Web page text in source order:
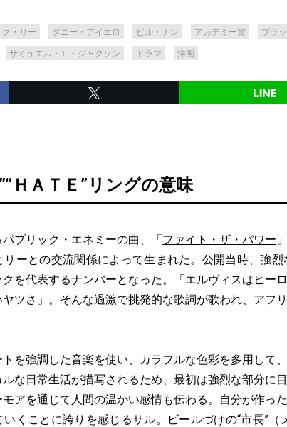
ク・リー ダニー・アイエロ ビル・ナン アカデミー賞 ブラ
サミュエル・Ｌ・ジャクソン ドラマ 洋画
ＨＡＴＥ”リングの意味
ブリック・エネミーの曲、「ファイト・ザ・パワー
リーとの交流関係によって生まれた。公開当時、強
を代表するナンバーとなった。「エルヴィスはヒー
ツさ」。そんな過激で挑発的な歌詞が歌われ、アフ
を強調した音楽を使い、カラフルな色彩を多用して
な日常生活が描写されるため、最初は強烈な部分に
アを通じて人間の温かい感情も伝わる。自分が作っ
くことに誇りを感じるサル。ビールづけの“市長”（